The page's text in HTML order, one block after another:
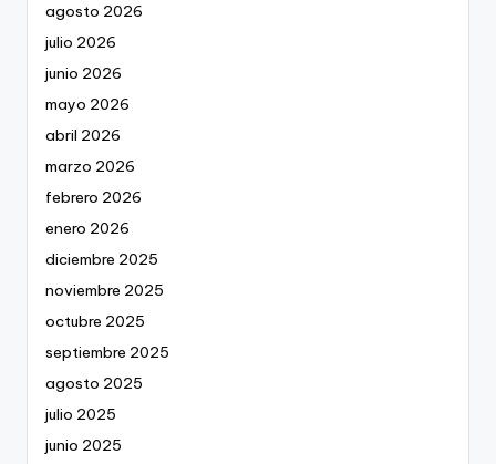
agosto 2026
julio 2026
junio 2026
mayo 2026
abril 2026
marzo 2026
febrero 2026
enero 2026
diciembre 2025
noviembre 2025
octubre 2025
septiembre 2025
agosto 2025
julio 2025
junio 2025